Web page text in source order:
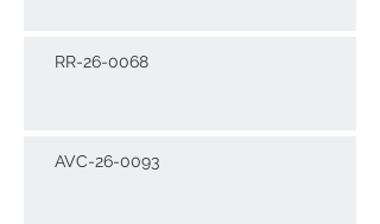
RR-26-0068
AVC-26-0093